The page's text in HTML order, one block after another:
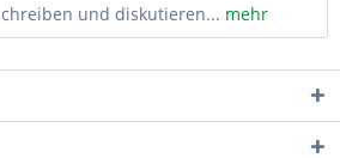
und diskutieren... mehr